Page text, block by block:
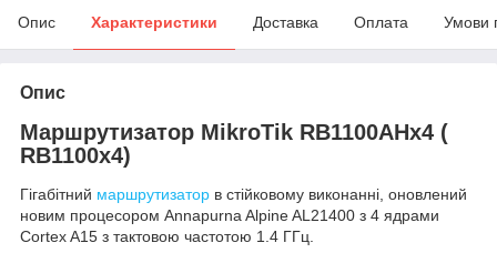
Опис Характеристики Доставка Оплата Умови
Опис
Маршрутизатор MikroTik RB1100AHx4 (
RB1100x4)
Гігабітний маршрутизатор в стійковому виконанні, оновлений
новим процесором Annapurna Alpine AL21400 з 4 ядрами
Cortex A15 з тактовою частотою 1.4 ГГц.